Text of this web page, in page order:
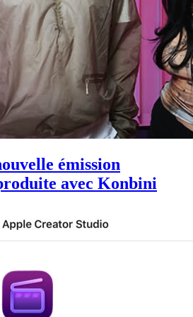
émission
avec Konbini